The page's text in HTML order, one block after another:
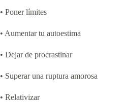
• Poner límites
• Aumentar tu autoestima
• Dejar de procrastinar
• Superar una ruptura amorosa
• Relativizar